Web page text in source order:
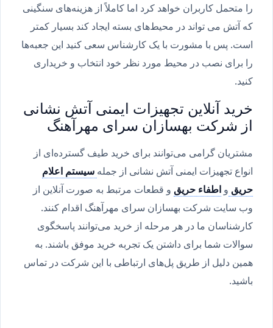
را متحمل کاربران خواهد کرد اما کاملاً از هزینه‌های سنگینی
که آتش می تواند در محیط‌های بسته ایجاد کند بسیار کمتر
است. پس با مشورت با یک کارشناس سعی کنید این جعبه‌ها
را برای نصب در محیط مورد نظر خود انتخاب و خریداری
کنید.
خرید آنلاین تجهیزات ایمنی آتش نشانی
از شرکت بهسازان سرای مهرآهنگ
مشتریان گرامی می‌توانند برای خرید طیف گسترده‌ای از
انواع تجهیزات ایمنی آتش نشانی از جملهسیستم اعلام
حریق و اطفاء حریقو قطعات مرتبط به صورت آنلاین از
وب سایت شرکت بهسازان سرای مهرآهنگ اقدام کنند.
کارشناسان ما در هر مرحله از خرید می‌توانند پاسخگوی
سوالات شما برای داشتن یک تجربه خرید موفق باشند. به
همین دلیل از طریق پل‌های ارتباطی با این شرکت در تماس
باشید.